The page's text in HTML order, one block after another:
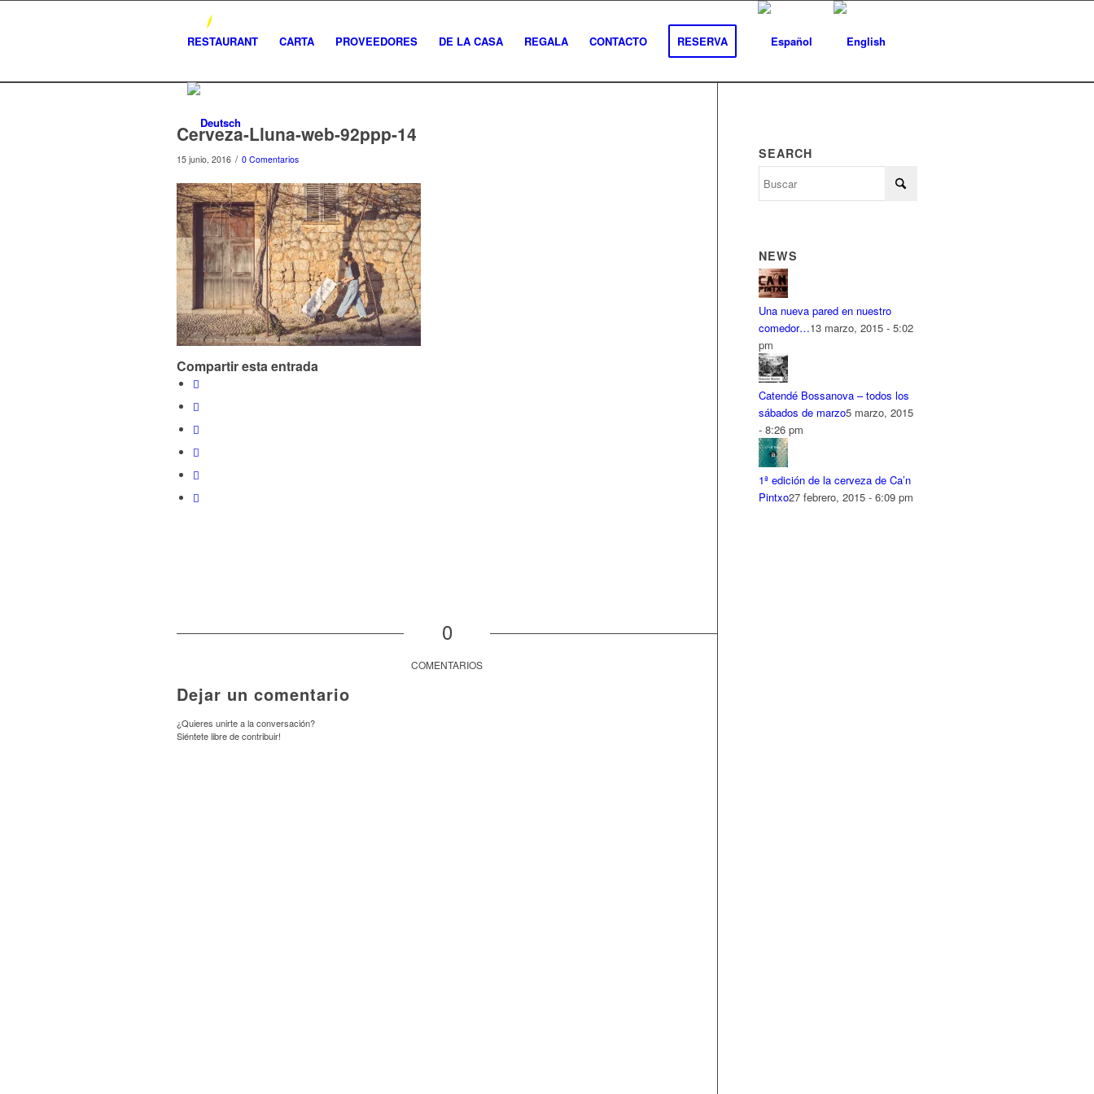
RESTAURANT CARTA PROVEEDORES DE LA CASA REGALA CONTACTO RESERVA
Cerveza-Lluna-web-92ppp-14
15 junio, 2016 / 0 Comentarios
Compartir esta entrada
0
COMENTARIOS
Dejar un comentario
¿Quieres unirte a la conversación?
Siéntete libre de contribuir!
SEARCH
NEWS
Una nueva pared en nuestro
comedor…13 marzo, 2015 - 5:02
pm
Catendé Bossanova – todos los
sábados de marzo5 marzo, 2015
- 8:26 pm
1ª edición de la cerveza de Ca’n
Pintxo27 febrero, 2015 - 6:09 pm